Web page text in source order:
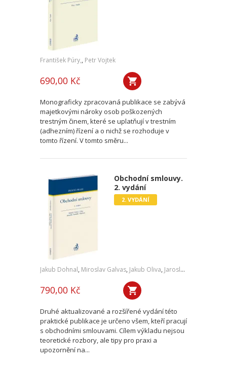
František Púry,, Petr Vojtek
690,00 Kč
Monograficky zpracovaná publikace se zabývá
majetkovými nároky osob poškozených
trestným činem, které se uplatňují v trestním
(adhezním) řízení a o nichž se rozhoduje v
tomto řízení. V tomto směru...
Obchodní smlouvy.
2. vydání
2. VYDÁNÍ
Jakub Dohnal, Miroslav Galvas, Jakub Oliva, Jaroslav Janoušek
790,00 Kč
Druhé aktualizované a rozšířené vydání této
praktické publikace je určeno všem, kteří pracují
s obchodními smlouvami. Cílem výkladu nejsou
teoretické rozbory, ale tipy pro praxi a
upozornění na...